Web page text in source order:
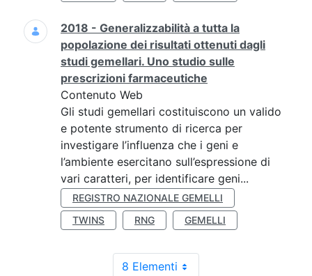
2018 - Generalizzabilità a tutta la
popolazione dei risultati ottenuti dagli
studi gemellari. Uno studio sulle
prescrizioni farmaceutiche
Contenuto Web
Gli studi gemellari costituiscono un valido
e potente strumento di ricerca per
investigare l’influenza che i geni e
l’ambiente esercitano sull’espressione di
vari caratteri, per identificare geni...
REGISTRO NAZIONALE GEMELLI
TWINS
RNG GEMELLI
8 Elementi